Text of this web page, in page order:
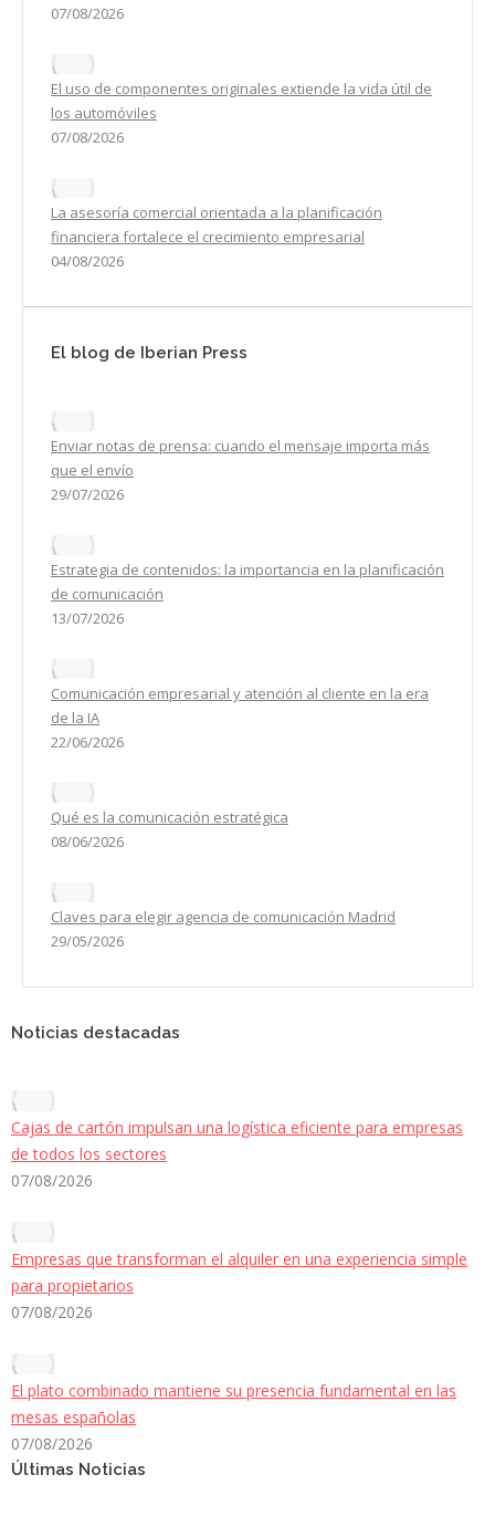
07/08/2026
El uso de componentes originales extiende la vida útil de
los automóviles
07/08/2026
La asesoría comercial orientada a la planificación
financiera fortalece el crecimiento empresarial
04/08/2026
El blog de Iberian Press
Enviar notas de prensa: cuando el mensaje importa más
que el envío
29/07/2026
Estrategia de contenidos: la importancia en la planificación
de comunicación
13/07/2026
Comunicación empresarial y atención al cliente en la era
de la IA
22/06/2026
Qué es la comunicación estratégica
08/06/2026
Claves para elegir agencia de comunicación Madrid
29/05/2026
Noticias destacadas
Cajas de cartón impulsan una logística eficiente para empresas
de todos los sectores
07/08/2026
Empresas que transforman el alquiler en una experiencia simple
para propietarios
07/08/2026
El plato combinado mantiene su presencia fundamental en las
mesas españolas
07/08/2026
Últimas Noticias